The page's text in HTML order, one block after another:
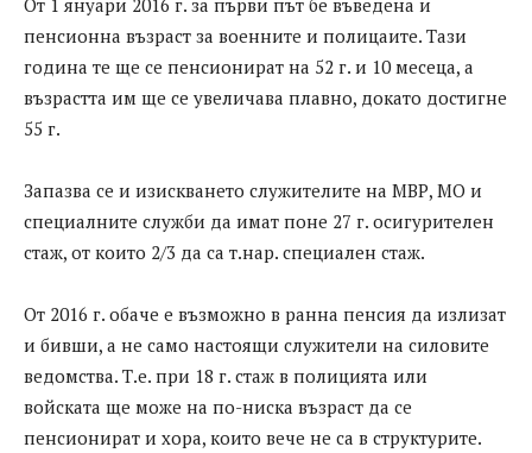
От 1 януари 2016 г. за първи път бе въведена и
пенсионна възраст за военните и полицаите. Тази
година те ще се пенсионират на 52 г. и 10 месеца, а
възрастта им ще се увеличава плавно, докато достигне
55 г.
Запазва се и изискването служителите на МВР, МО и
специалните служби да имат поне 27 г. осигурителен
стаж, от които 2/3 да са т.нар. специален стаж.
От 2016 г. обаче е възможно в ранна пенсия да излизат
и бивши, а не само настоящи служители на силовите
ведомства. Т.е. при 18 г. стаж в полицията или
войската ще може на по-ниска възраст да се
пенсионират и хора, които вече не са в структурите.